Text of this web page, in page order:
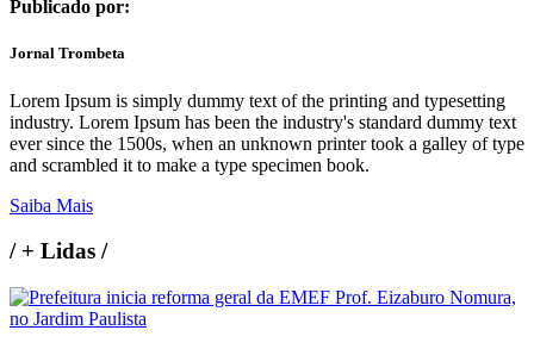
Publicado por:
Jornal Trombeta
Lorem Ipsum is simply dummy text of the printing and typesetting
industry. Lorem Ipsum has been the industry's standard dummy text
ever since the 1500s, when an unknown printer took a galley of type
and scrambled it to make a type specimen book.
Saiba Mais
/+ Lidas /